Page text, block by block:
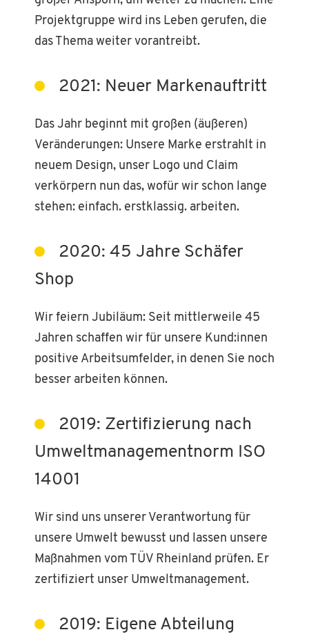
Projektgruppe wird ins Leben gerufen, die
das Thema weiter vorantreibt.
2021: Neuer Markenauftritt
Das Jahr beginnt mit großen (äußeren)
Veränderungen: Unsere Marke erstrahlt in
neuem Design, unser Logo und Claim
verkörpern nun das, wofür wir schon lange
stehen: einfach. erstklassig. arbeiten.
2020: 45 Jahre Schäfer
Shop
Wir feiern Jubiläum: Seit mittlerweile 45
Jahren schaffen wir für unsere Kund:innen
positive Arbeitsumfelder, in denen Sie noch
besser arbeiten können.
2019: Zertifizierung nach
Umweltmanagementnorm ISO
14001
Wir sind uns unserer Verantwortung für
unsere Umwelt bewusst und lassen unsere
Maßnahmen vom TÜV Rheinland prüfen. Er
zertifiziert unser Umweltmanagement.
2019: Eigene Abteilung